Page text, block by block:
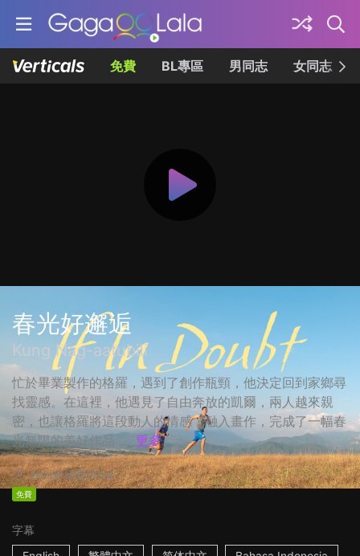
免費 BL專區 男同志 女同志
春光好邂逅
Kung Nag-aatubili
忙於畢業製作的格羅，遇到了創作瓶頸，他決定回到家鄉尋
找靈感。在這裡，他遇見了自由奔放的凱爾，兩人越來親
密，也讓格羅將這段動人的情感，融入畫作，完成了一幅春
光無限的美好作品 。
更多
20m菲律賓2024
免費
字幕